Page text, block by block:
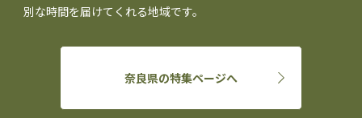
別な時間を届けてくれる地域です。
奈良県の特集ページへ